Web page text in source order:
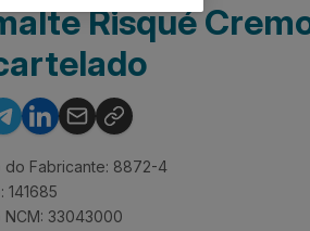
Risqué
do Fabricante: 8872-4
141685
NCM: 33043000